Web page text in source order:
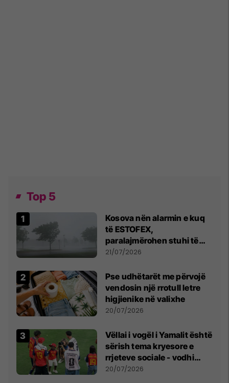
Top 5
Kosova nën alarmin e kuq
të ESTOFEX,
paralajmërohen stuhi të
fuqishme me breshër dhe
21/07/2026
Pse udhëtarët me përvojë
vendosin një rrotull letre
higjienike në valixhe
20/07/2026
Vëllai i vogël i Yamalit është
sërish tema kryesore e
rrjeteve sociale - vodhi
vëmendjen pas finales së
20/07/2026